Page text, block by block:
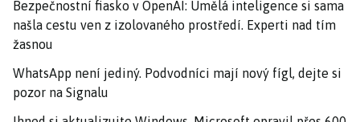
Bezpečnostní fiasko v OpenAI: Umělá inteligence si sama
našla cestu ven z izolovaného prostředí. Experti nad tím
žasnou
WhatsApp není jediný. Podvodníci mají nový fígl, dejte si
pozor na Signalu